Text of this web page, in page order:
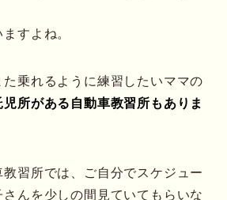
すよね。
乗れるように練習したいママの
児所がある自動車教習所もありま
習所では、ご自分でスケジュー
んを少しの間見ていてもらいな